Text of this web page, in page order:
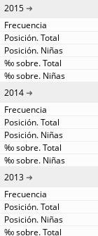
2015
2014
2013